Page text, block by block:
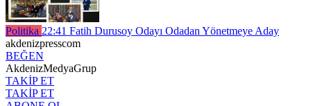
Politika 22:41 Fatih Durusoy Odayı Odadan Yönetmeye Aday
akdenizpresscom
BEĞEN
AkdenizMedyaGrup
TAKİP ET
TAKİP ET